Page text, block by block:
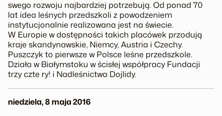
swego rozwoju najbardziej potrzebują. Od ponad 70
lat idea leśnych przedszkoli z powodzeniem
instytucjonalnie realizowana jest na świecie.
W Europie w dostępności takich placówek przodują
kraje skandynawskie, Niemcy, Austria i Czechy.
Puszczyk to pierwsze w Polsce leśne przedszkole.
Działa w Białymstoku w ścisłej współpracy Fundacji
trzy czte ry! i Nadleśnictwa Dojlidy.
niedziela, 8 maja 2016